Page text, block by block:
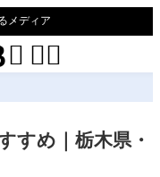
メディア
 
すめ｜栃木県・